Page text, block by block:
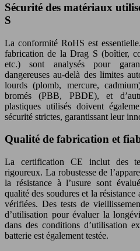
Sécurité des matériaux
S
La conformité RoHS est
fabrication de la Drag S (boîtier,
etc.) sont analysés pour
dangereuses au-delà des limites
lourds (plomb, mercure,
bromés (PBB, PBDE), et
plastiques utilisés doivent
sécurité strictes, garantissant leur
Qualité de fabrication et
La certification CE inclut des
rigoureux. La robustesse de
la résistance à l’usure sont
qualité des soudures et la
vérifiées. Des tests de
d’utilisation pour évaluer la
dans des conditions d’utilisation
batterie est également testée.